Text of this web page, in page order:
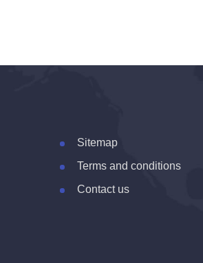
Sitemap
Terms and conditions
Contact us